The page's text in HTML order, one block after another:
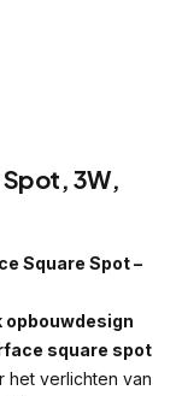
3W,
Square Spot –
square spot
het verlichten van